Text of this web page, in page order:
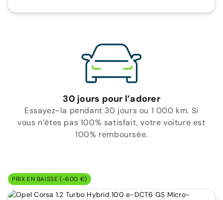
30 jours pour l’adorer
Essayez-la pendant 30 jours ou 1 000 km. Si
vous n’êtes pas 100% satisfait, votre voiture est
100% remboursée.
PRIX EN BAISSE (-600 €)